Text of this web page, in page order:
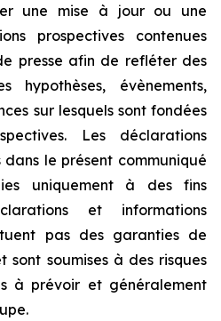
une mise à jour ou une
prospectives contenues
presse afin de refléter des
hypothèses, évènements,
sur lesquels sont fondées
Les déclarations
le présent communiqué
uniquement à des fins
et informations
pas des garanties de
sont soumises à des risques
à prévoir et généralement